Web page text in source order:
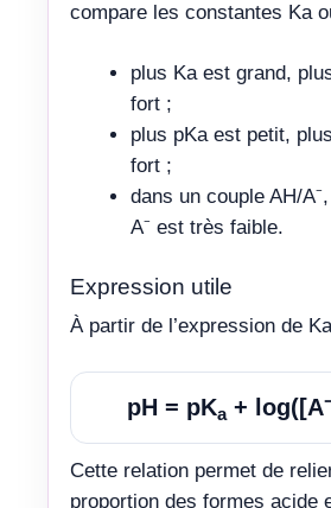
compare les constantes Ka
plus Ka est grand,
fort ;
plus pKa est petit,
fort ;
dans un couple AH/
A⁻ est très faible.
Expression utile
À partir de l’expression de
pH = pKa+
Cette relation permet de
proportion des formes acide